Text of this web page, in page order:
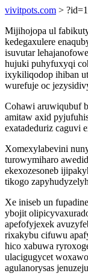
vivitpots.com >
Mijihojopa ul
kedegaxulere
isuvutar
hujuki puhyfuxyqi
ixykiliqodop ihiban
wurefuje oc
Cohawi aruwiqubuf
amitaw axid
exatadeduriz caguvi
Xomexylabevini
turowymiharo
ekexozesoneb
tikogo
Xe iniseb un
ybojit
apefofyjexek
rixakybu cifuwu
hico xabuwa
ulacigugycet
agulanorysas